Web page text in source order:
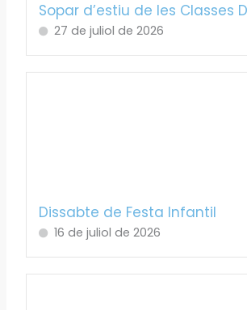
Sopar d’estiu de les Classes
27 de juliol de 2026
Dissabte de Festa Infantil
16 de juliol de 2026